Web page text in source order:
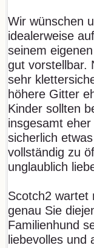
Wir wünschen
idealerweise
seinem
gut vorstellbar.
sehr
höhere Gitter
Kinder sollten
insgesamt
sicherlich
vollständig zu
unglaublich
Scotch2 wartet
genau Sie
Familienhund
liebevolles